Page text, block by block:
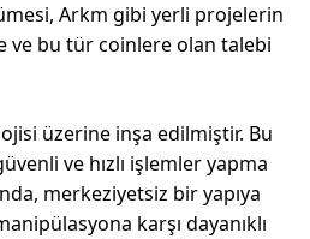
Arkm gibi yerli projelerin
ve bu tür coinlere olan talebi
üzerine inşa edilmiştir. Bu
ve hızlı işlemler yapma
merkeziyetsiz bir yapıya
karşı dayanıklı